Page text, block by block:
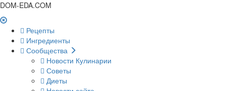
DOM-EDA.COM
Рецепты
Ингредиенты
Сообщества
Новости Кулинарии
Советы
Диеты